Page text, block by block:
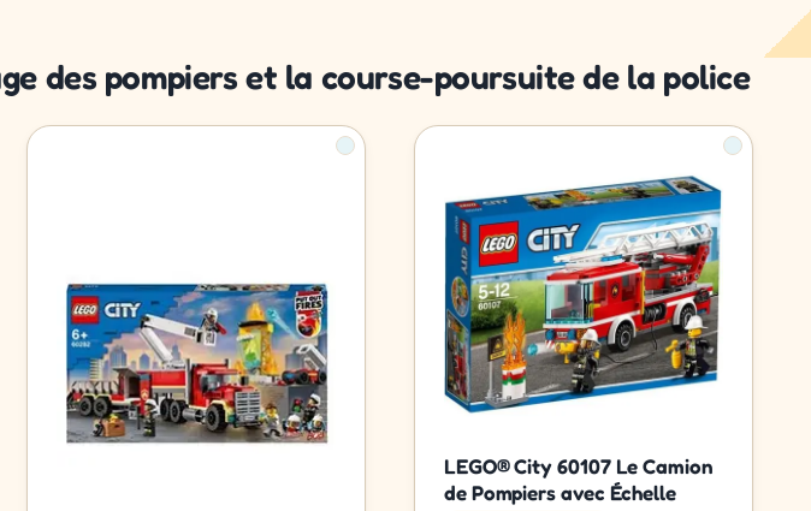
des pompiers et la course-poursuite de la police
LEGO® City 60107 Le Camion
de Pompiers avec Échelle